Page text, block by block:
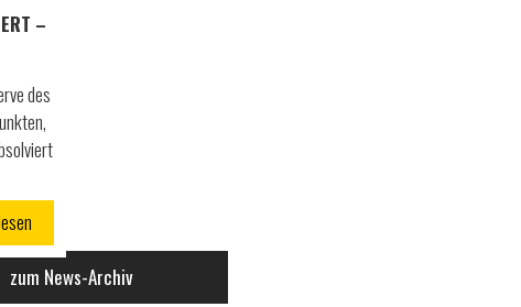
–
des
zum News-Archiv